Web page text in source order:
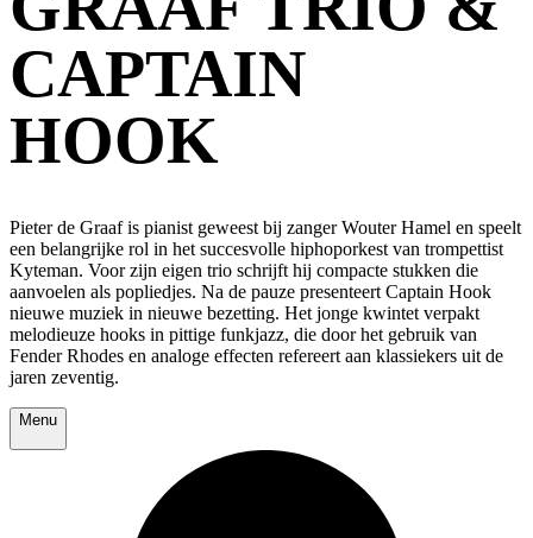
CAPTAIN
HOOK
Pieter de Graaf is pianist geweest bij zanger Wouter Hamel en speelt
een belangrijke rol in het succesvolle hiphoporkest van trompettist
Kyteman. Voor zijn eigen trio schrijft hij compacte stukken die
aanvoelen als popliedjes. Na de pauze presenteert Captain Hook
nieuwe muziek in nieuwe bezetting. Het jonge kwintet verpakt
melodieuze hooks in pittige funkjazz, die door het gebruik van
Fender Rhodes en analoge effecten refereert aan klassiekers uit de
jaren zeventig.
Menu